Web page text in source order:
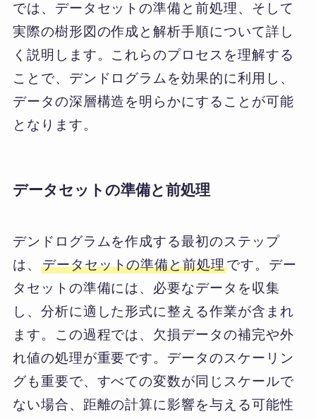
では、データセットの準備と前処理、そして
実際の樹形図の作成と解析手順について詳し
く説明します。これらのプロセスを理解する
ことで、デンドログラムを効果的に利用し、
データの深層構造を明らかにすることが可能
となります。
データセットの準備と前処理
デンドログラムを作成する最初のステップ
は、 データセットの準備と前処理です。デー
タセットの準備には、必要なデータを収集
し、分析に適した形式に整える作業が含まれ
ます。この過程では、欠損データの補完や外
れ値の処理が重要です。データのスケーリン
グも重要で、すべての変数が同じスケールで
ない場合、距離の計算に影響を与える可能性